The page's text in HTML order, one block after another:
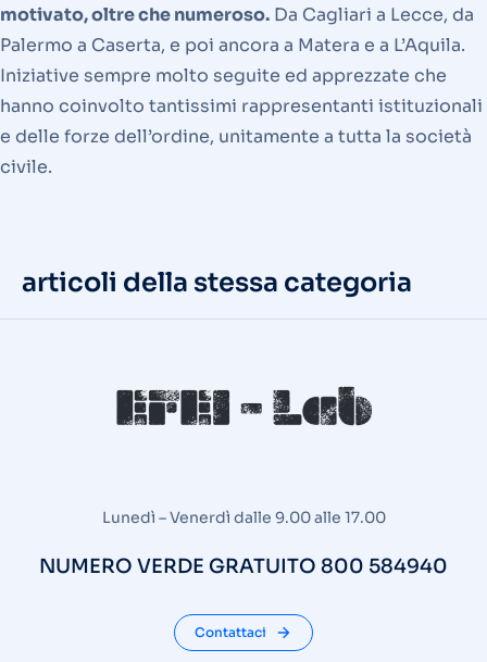
motivato, oltre che numeroso. Da Cagliari a Lecce, da
Palermo a Caserta, e poi ancora a Matera e a L’Aquila.
Iniziative sempre molto seguite ed apprezzate che
hanno coinvolto tantissimi rappresentanti istituzionali
e delle forze dell’ordine, unitamente a tutta la società
civile.
articoli della stessa categoria
Lunedì – Venerdì dalle 9.00 alle 17.00
NUMERO VERDE GRATUITO 800 584940
Contattaci